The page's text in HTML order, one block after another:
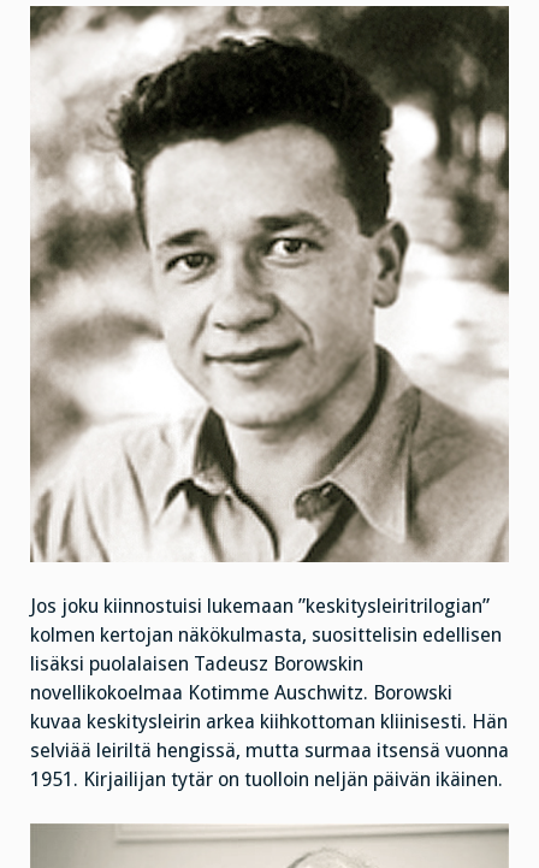
Jos joku kiinnostuisi lukemaan ”keskitysleiritrilogian”
kolmen kertojan näkökulmasta, suosittelisin edellisen
lisäksi puolalaisen Tadeusz Borowskin
novellikokoelmaa Kotimme Auschwitz. Borowski
kuvaa keskitysleirin arkea kiihkottoman kliinisesti. Hän
selviää leiriltä hengissä, mutta surmaa itsensä vuonna
1951. Kirjailijan tytär on tuolloin neljän päivän ikäinen.